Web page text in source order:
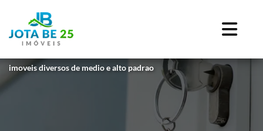
imoveis diversos de medio e alto padrao